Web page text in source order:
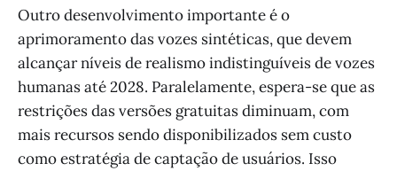
Outro desenvolvimento importante é o
aprimoramento das vozes sintéticas, que devem
alcançar níveis de realismo indistinguíveis de vozes
humanas até 2028. Paralelamente, espera-se que as
restrições das versões gratuitas diminuam, com
mais recursos sendo disponibilizados sem custo
como estratégia de captação de usuários. Isso